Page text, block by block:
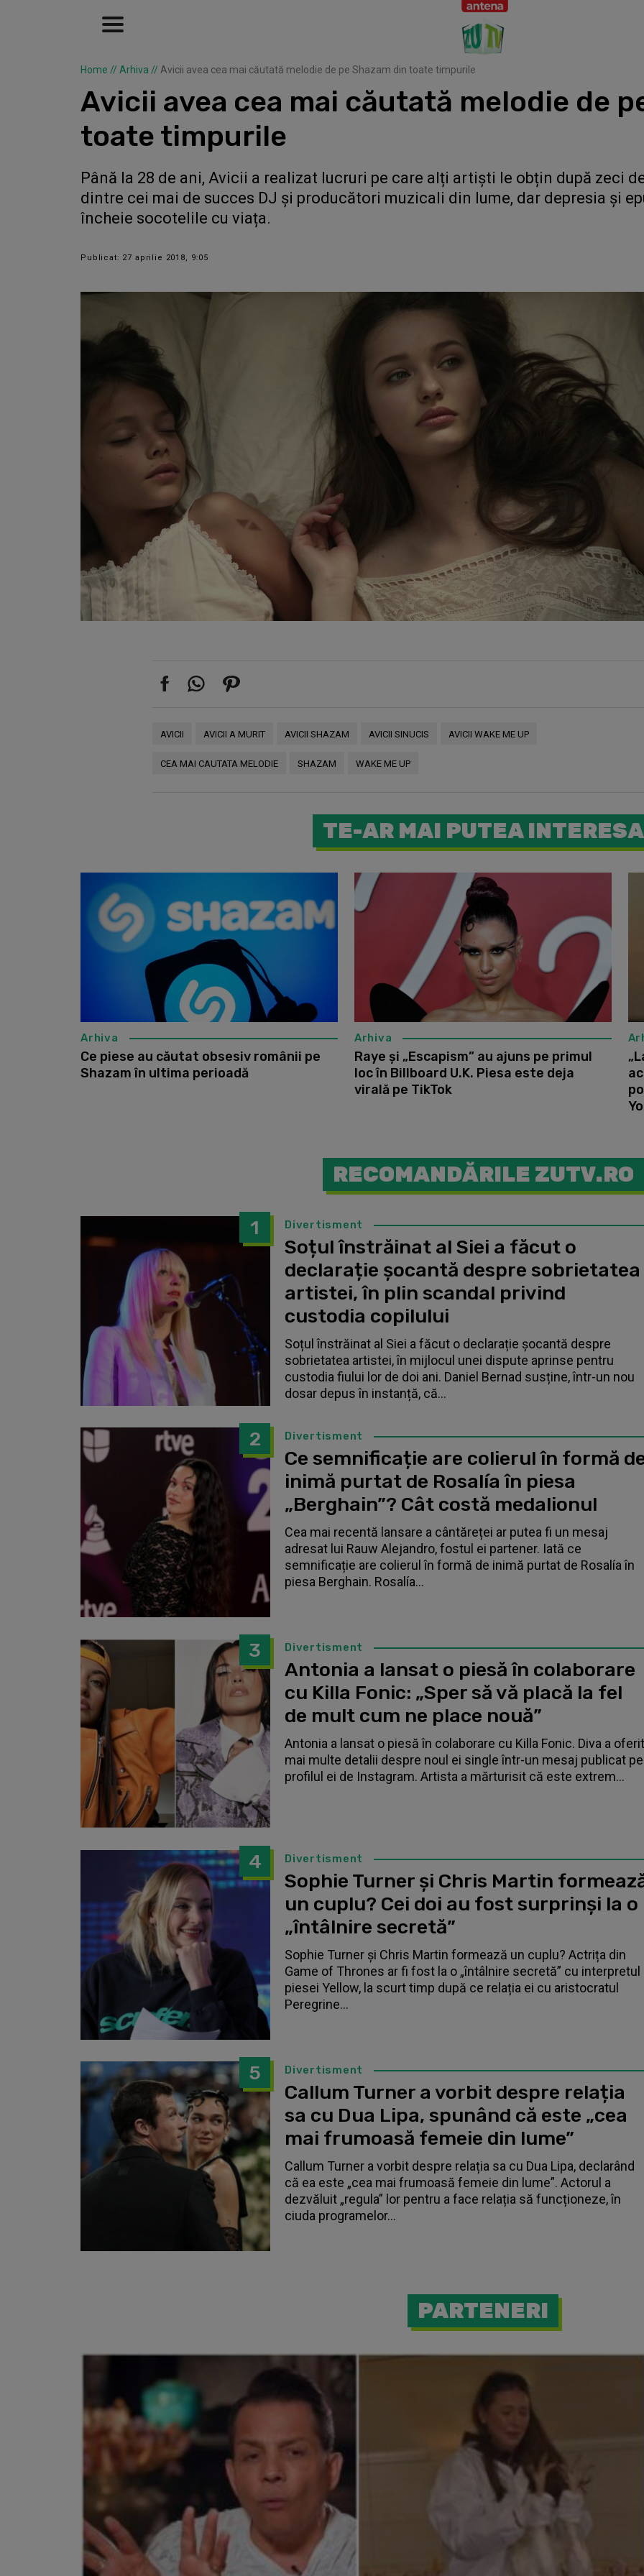
Home // Arhiva // Avicii avea cea mai căutată melodie de pe Shazam din toate timpurile
Avicii avea cea mai căutată melodie de
toate timpurile
Până la 28 de ani, Avicii a realizat lucruri pe care alți artiști le obțin după zeci
dintre cei mai de succes DJ și producători muzicali din lume, dar depresia și
încheie socotelile cu viața.
Publicat: 27 aprilie 2018, 9:05
AVICII AVICII A MURIT AVICII SHAZAM AVICII SINUCIS AVICII WAKE ME UP
CEA MAI CAUTATA MELODIE SHAZAM WAKE ME UP
TE-AR MAI PUTEA INTERESA
Arhiva
Ce piese au căutat obsesiv românii pe
Shazam în ultima perioadă
Arhiva
Raye și „Escapism” au ajuns pe primul
loc în Billboard U.K. Piesa este deja
virală pe TikTok
RECOMANDĂRILE ZUTV.RO
1 Divertisment
Soțul înstrăinat al Siei a făcut o
declarație șocantă despre sobrietatea
artistei, în plin scandal privind
custodia copilului
Soțul înstrăinat al Siei a făcut o declarație șocantă despre
sobrietatea artistei, în mijlocul unei dispute aprinse pentru
custodia fiului lor de doi ani. Daniel Bernad susține, într-un nou
dosar depus în instanță, că...
2 Divertisment
Ce semnificație are colierul în formă
inimă purtat de Rosalía în piesa
„Berghain”? Cât costă medalionul
Cea mai recentă lansare a cântăreței ar putea fi un mesaj
adresat lui Rauw Alejandro, fostul ei partener. Iată ce
semnificație are colierul în formă de inimă purtat de Rosalía în
piesa Berghain. Rosalía...
3 Divertisment
Antonia a lansat o piesă în colaborare
cu Killa Fonic: „Sper să vă placă la fel
de mult cum ne place nouă”
Antonia a lansat o piesă în colaborare cu Killa Fonic. Diva a oferit
mai multe detalii despre noul ei single într-un mesaj publicat pe
profilul ei de Instagram. Artista a mărturisit că este extrem...
4 Divertisment
Sophie Turner și Chris Martin
un cuplu? Cei doi au fost surprinși la o
„întâlnire secretă”
Sophie Turner și Chris Martin formează un cuplu? Actrița din
Game of Thrones ar fi fost la o „întâlnire secretă” cu interpretul
piesei Yellow, la scurt timp după ce relația ei cu aristocratul
Peregrine...
5 Divertisment
Callum Turner a vorbit despre relația
sa cu Dua Lipa, spunând că este „cea
mai frumoasă femeie din lume”
Callum Turner a vorbit despre relația sa cu Dua Lipa, declarând
că ea este „cea mai frumoasă femeie din lume”. Actorul a
dezvăluit „regula” lor pentru a face relația să funcționeze, în
ciuda programelor...
PARTENERI